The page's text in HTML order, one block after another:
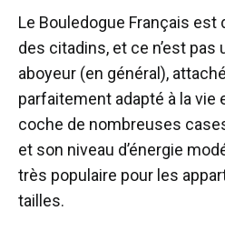
Le Bouledogue Français
des citadins, et ce n’est pas
aboyeur (en général),
parfaitement adapté à la vie
coche de nombreuses
et son niveau d’énergie
très populaire pour les
tailles.